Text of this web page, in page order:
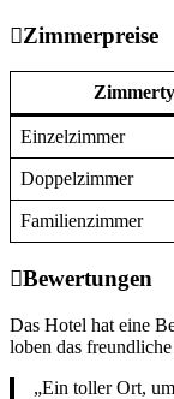
Zimmerpreise
Einzelzimmer
Doppelzimmer
Familienzimmer
Bewertungen
Das Hotel hat eine
loben das
„Ein toller Ort,